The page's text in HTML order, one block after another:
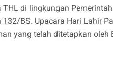
di lingkungan
BS. Upacara Hari Lahir
yang telah ditetapkan oleh